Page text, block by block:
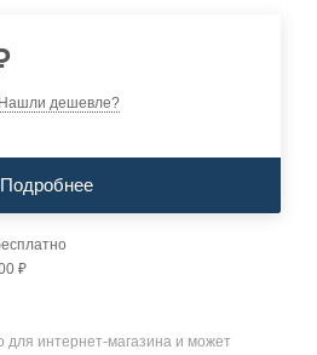
Нашли дешевле?
Подробнее
₽
для интернет-магазина и может